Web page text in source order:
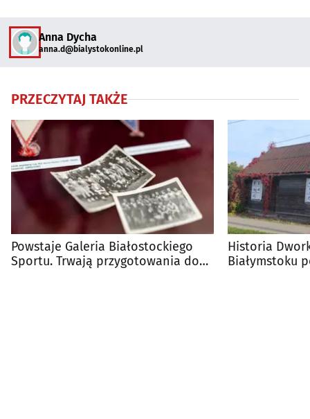
Anna Dycha
anna.d@bialystokonline.pl
PRZECZYTAJ TAKŻE
Powstaje Galeria Białostockiego
Sportu. Trwają przygotowania do
Historia
Białymstoku